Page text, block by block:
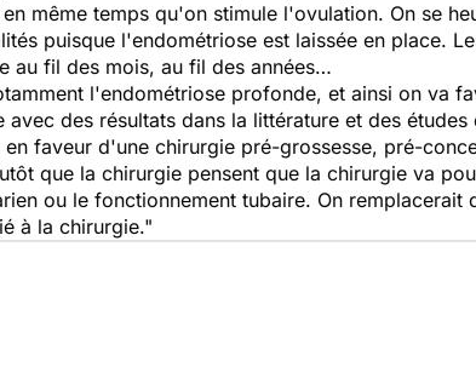
même temps qu'on stimule l'ovulation. On se
puisque l'endométriose est laissée en place.
au fil des mois, au fil des années…
l'endométriose profonde, et ainsi on va
des résultats dans la littérature et des
faveur d'une chirurgie pré-grossesse, pré-
que la chirurgie pensent que la chirurgie va
ou le fonctionnement tubaire. On remplacerait
à la chirurgie."